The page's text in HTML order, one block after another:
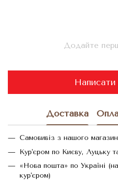
Додайте
Написати
Доставка
Самовивіз з нашого
Кур'єром по Києву, Луцьку
«Нова пошта» по Україні
кур'єром)